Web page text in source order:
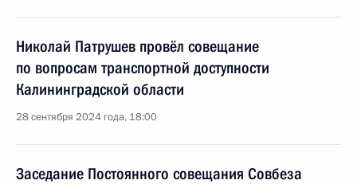
Николай Патрушев провёл совещание
по вопросам транспортной доступности
Калининградской области
28 сентября 2024 года, 18:00
Заседание Постоянного совещания Совбеза